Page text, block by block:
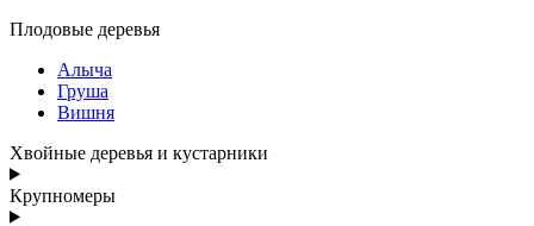
Плодовые деревья
Алыча
Груша
Вишня
Хвойные деревья и кустарники
Крупномеры